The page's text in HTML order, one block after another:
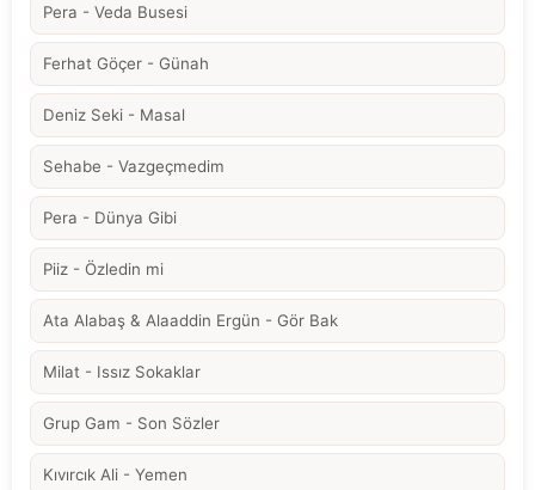
Pera - Veda Busesi
Ferhat Göçer - Günah
Deniz Seki - Masal
Sehabe - Vazgeçmedim
Pera - Dünya Gibi
Piiz - Özledin mi
Ata Alabaş & Alaaddin Ergün - Gör Bak
Milat - Issız Sokaklar
Grup Gam - Son Sözler
Kıvırcık Ali - Yemen